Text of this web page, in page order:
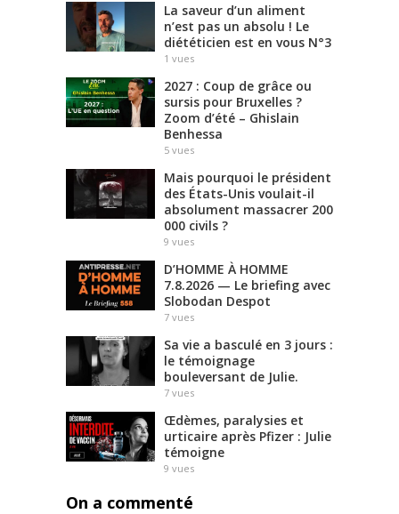
La saveur d’un aliment
n’est pas un absolu ! Le
diététicien est en vous N°3
1 vues
2027 : Coup de grâce ou
sursis pour Bruxelles ?
Zoom d’été – Ghislain
Benhessa
5 vues
Mais pourquoi le président
des États-Unis voulait-il
absolument massacrer 200
000 civils ?
9 vues
D’HOMME À HOMME
7.8.2026 — Le briefing avec
Slobodan Despot
7 vues
Sa vie a basculé en 3 jours :
le témoignage
bouleversant de Julie.
7 vues
Œdèmes, paralysies et
urticaire après Pfizer : Julie
témoigne
9 vues
On a commenté